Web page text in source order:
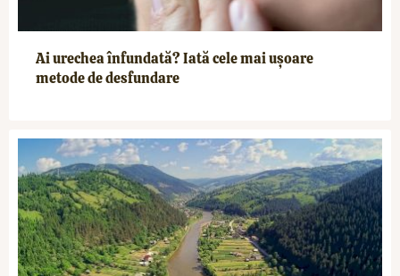
Ai urechea înfundată? Iată cele mai ușoare
metode de desfundare